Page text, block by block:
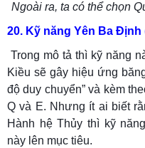
Ngoài ra, ta có thể chọn
20. Kỹ năng Yên Ba
Trong mô tả thì kỹ năng
Kiều sẽ gây hiệu ứng
độ duy chuyển” và kèm
Q và E. Nhưng ít ai biết
Hành hệ Thủy thì kỹ
này lên mục tiêu.